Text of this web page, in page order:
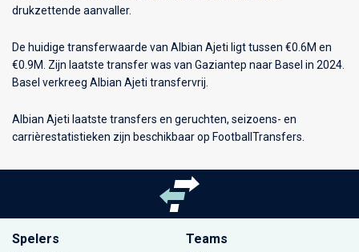
drukzettende aanvaller.
De huidige transferwaarde van Albian Ajeti ligt tussen €0.6M en
€0.9M. Zijn laatste transfer was van Gaziantep naar Basel in 2024.
Basel verkreeg Albian Ajeti transfervrij.
Albian Ajeti laatste transfers en geruchten, seizoens- en
carrièrestatistieken zijn beschikbaar op FootballTransfers.
Spelers Teams